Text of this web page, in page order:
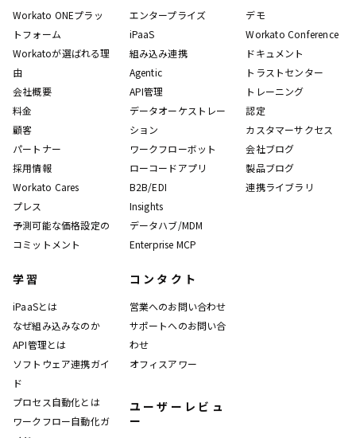
Workato ONEプラッ
トフォーム
Workatoが選ばれる理
由
会社概要
料金
顧客
パートナー
採用情報
Workato Cares
プレス
予測可能な価格設定の
コミットメント
エンタープライズ
iPaaS
組み込み連携
Agentic
API管理
データオーケストレー
ション
ワークフローボット
ローコードアプリ
B2B/EDI
Insights
データハブ/MDM
Enterprise MCP
デモ
Workato Conference
ドキュメント
トラストセンター
トレーニング
認定
カスタマーサクセス
会社ブログ
製品ブログ
連携ライブラリ
学習
iPaaSとは
なぜ組み込みなのか
API管理とは
ソフトウェア連携ガイ
ド
プロセス自動化とは
ワークフロー自動化ガ
コンタクト
営業へのお問い合わせ
サポートへのお問い合
わせ
オフィスアワー
ユーザーレビュ
ー